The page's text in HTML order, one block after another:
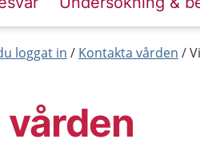
loggat in Kontakta vården